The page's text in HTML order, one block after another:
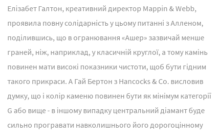
Елізабет Галтон, креативний директор Mappin & Webb,
проявила повну солідарність у цьому питанні з Алленом,
поділившись, що в огранювання «Ашер» зазвичай менше
граней, ніж, наприклад, у класичній круглої, а тому камінь
повинен мати високі показники чистоти, щоб бути гідним
такого прикраси. А Гай Бертон з Hancocks & Co. висловив
думку, що і колір каменю повинен бути як мінімум категорії
G або вище - в іншому випадку центральний діамант буде
сильно програвати навколишнього його дорогоцінному